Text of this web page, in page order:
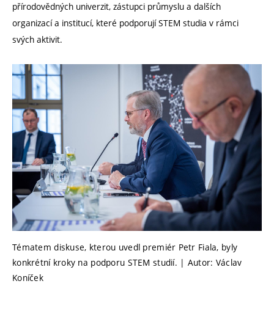
přírodovědných univerzit, zástupci průmyslu a dalších
organizací a institucí, které podporují STEM studia v rámci
svých aktivit.
Tématem diskuse, kterou uvedl premiér Petr Fiala, byly
konkrétní kroky na podporu STEM studií. | Autor: Václav
Koníček